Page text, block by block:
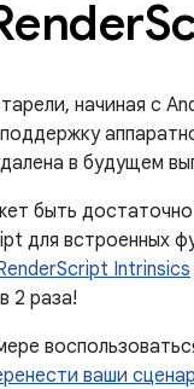
начиная с
в будущем
быть достаточно
для встроенных
Intrinsics
2 раза!
ваши